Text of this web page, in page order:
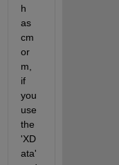
h
as
cm
or
m,
if
you
use
the
'XD
ata'